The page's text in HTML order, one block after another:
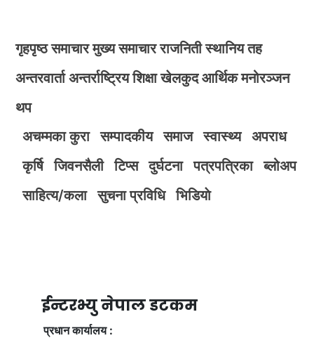
गृहपृष्ठ समाचार मुख्य समाचार राजनिती स्थानिय तह
अन्तरवार्ता अन्तर्राष्ट्रिय शिक्षा खेलकुद आर्थिक मनोरञ्जन
थप
अचम्मका कुरा
सम्पादकीय समाज स्वास्थ्य
अपराध
कृर्षि
जिवनसैली टिप्स दुर्घटना पत्रपत्रिका
ब्लोअप
साहित्य/कला
सुचना प्रविधि भिडियाे
ईन्टरभ्यु नेपाल डटकम
प्रधान कार्यालय :